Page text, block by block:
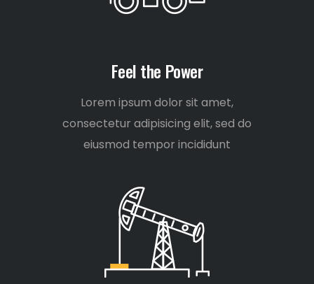
Feel the Power
Lorem ipsum dolor sit amet,
consectetur adipisicing elit, sed do
eiusmod tempor incididunt